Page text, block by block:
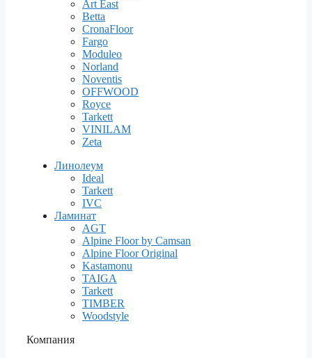
Art East
Betta
CronaFloor
Fargo
Moduleo
Norland
Noventis
OFFWOOD
Royce
Tarkett
VINILAM
Zeta
Линолеум
Ideal
Tarkett
IVC
Ламинат
AGT
Alpine Floor by Camsan
Alpine Floor Original
Kastamonu
TAIGA
Tarkett
TIMBER
Woodstyle
Компания